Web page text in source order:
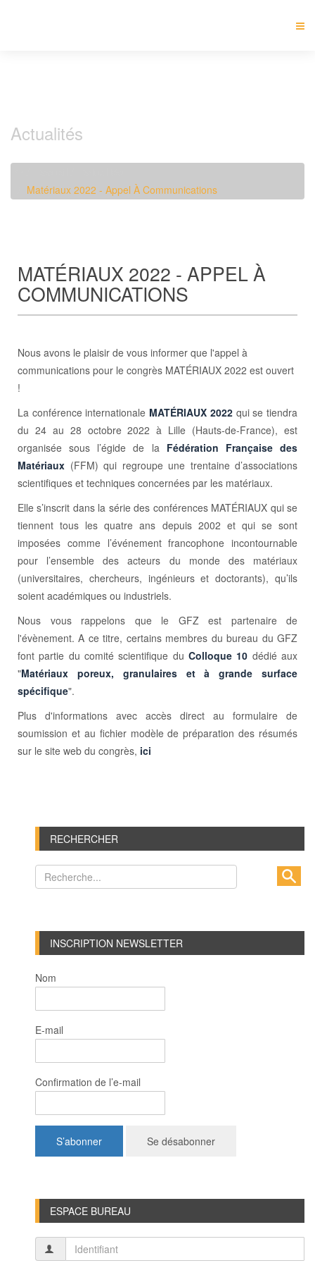
Actualités
Matériaux 2022 - Appel À Communications
MATÉRIAUX 2022 - APPEL À
COMMUNICATIONS
Nous avons le plaisir de vous informer que l'appel à
communications pour le congrès MATÉRIAUX 2022 est ouvert
!
La conférence internationale MATÉRIAUX 2022qui se tiendra
du 24 au 28 octobre 2022 à Lille (Hauts-de-France), est
organisée sous l’égide de la Fédération Française des
Matériaux (FFM) qui regroupe une trentaine d’associations
scientifiques et techniques concernées par les matériaux.
Elle s’inscrit dans la série des conférences MATÉRIAUX qui se
tiennent tous les quatre ans depuis 2002 et qui se sont
imposées comme l’événement francophone incontournable
pour l’ensemble des acteurs du monde des matériaux
(universitaires, chercheurs, ingénieurs et doctorants), qu’ils
soient académiques ou industriels.
Nous vous rappelons que le GFZ est partenaire de
l'évènement. A ce titre, certains membres du bureau du GFZ
font partie du comité scientifique du Colloque 10 dédié aux
"Matériaux poreux, granulaires et à grande surface
spécifique".
Plus d'informations avec accès direct au formulaire de
soumission et au fichier modèle de préparation des résumés
sur le site web du congrès, ici
RECHERCHER
INSCRIPTION NEWSLETTER
Nom
E-mail
Confirmation de l’e-mail
ESPACE BUREAU